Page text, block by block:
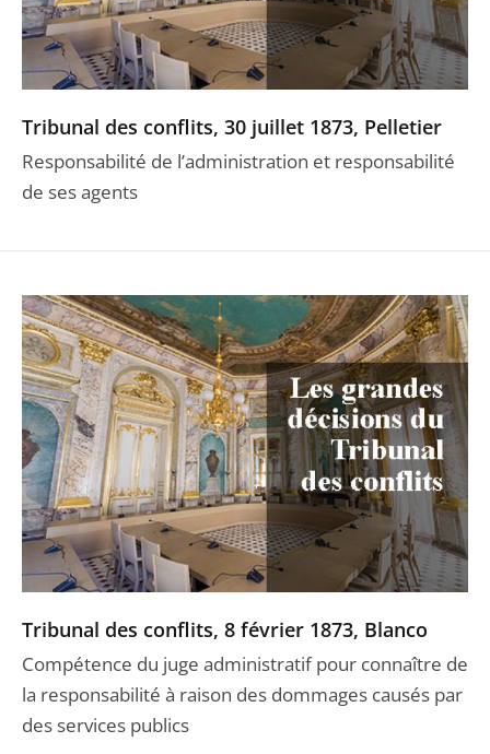
Tribunal des conflits, 30 juillet 1873, Pelletier
Responsabilité de l’administration et responsabilité
de ses agents
Tribunal des conflits, 8 février 1873, Blanco
Compétence du juge administratif pour connaître de
la responsabilité à raison des dommages causés par
des services publics